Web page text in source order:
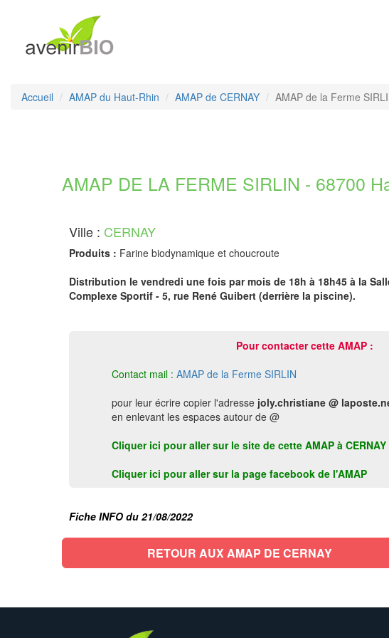
Accueil AMAP du Haut-Rhin AMAP de CERNAY AMAP de la Ferme
AMAP DE LA FERME SIRLIN - 68700
Ville : CERNAY
Produits : Farine biodynamique et choucroute
Distribution le vendredi une fois par mois de 18h à 18h45 à la
Complexe Sportif - 5, rue René Guibert (derrière la piscine).
Pour contacter cette AMAP :
Contact mail : AMAP de la Ferme SIRLIN
pour leur écrire copier l'adresse joly.christiane @
en enlevant les espaces autour de @
Cliquer ici pour aller sur le site de cette AMAP à CERNAY
Cliquer ici pour aller sur la page facebook de l'AMAP
Fiche INFO du 21/08/2022
RETOUR AUX AMAP DE CERNAY